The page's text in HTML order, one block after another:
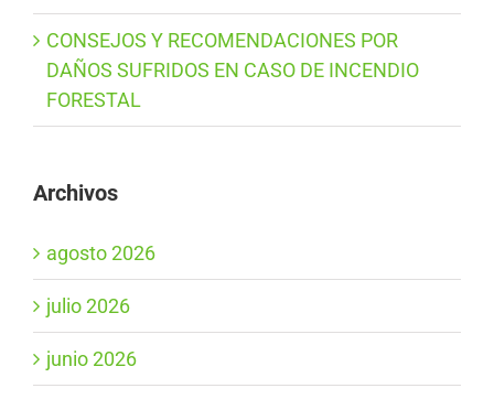
CONSEJOS Y RECOMENDACIONES POR
DAÑOS SUFRIDOS EN CASO DE INCENDIO
FORESTAL
Archivos
agosto 2026
julio 2026
junio 2026